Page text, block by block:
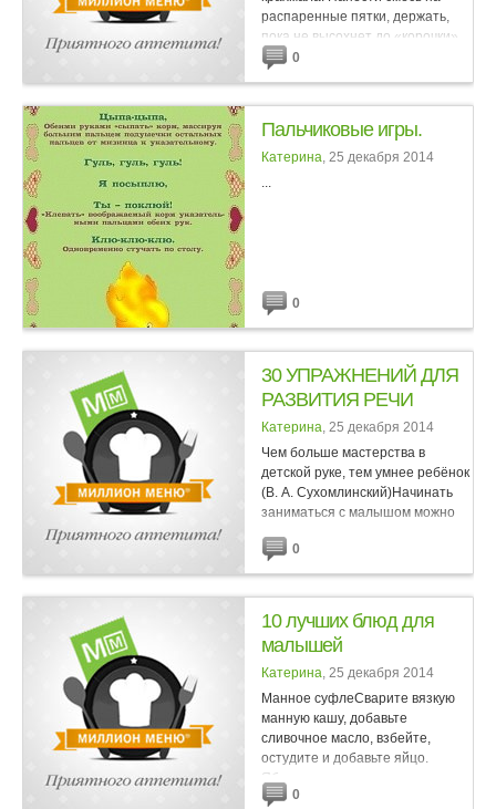
распаренные пятки, держать,
пока не высохнет до «корочки»,
смыть теплой...
0
Пальчиковые игры.
Катерина, 25 декабря 2014
...
0
30 УПРАЖНЕНИЙ ДЛЯ
РАЗВИТИЯ РЕЧИ
Катерина, 25 декабря 2014
Чем больше мастерства в
детской руке, тем умнее ребёнок
(В. А. Сухомлинский)Начинать
заниматься с малышом можно
возраста.Поглаживания,
похлопывания и разминание
0
10 лучших блюд для
малышей
Катерина, 25 декабря 2014
Манное суфлеСварите вязкую
манную кашу, добавьте
сливочное масло, взбейте,
остудите и добавьте яйцо.
Яблоко нарежьте кусочками,
сварите в воде, добавьте
0